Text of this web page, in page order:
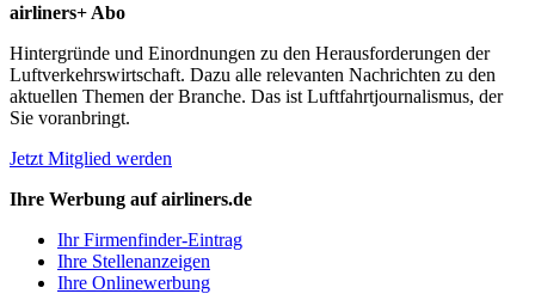
airliners+ Abo
Hintergründe und Einordnungen zu den Herausforderungen der
Luftverkehrswirtschaft. Dazu alle relevanten Nachrichten zu den
aktuellen Themen der Branche. Das ist Luftfahrtjournalismus, der
Sie voranbringt.
Jetzt Mitglied werden
Ihre Werbung auf airliners.de
Ihr Firmenfinder-Eintrag
Ihre Stellenanzeigen
Ihre Onlinewerbung